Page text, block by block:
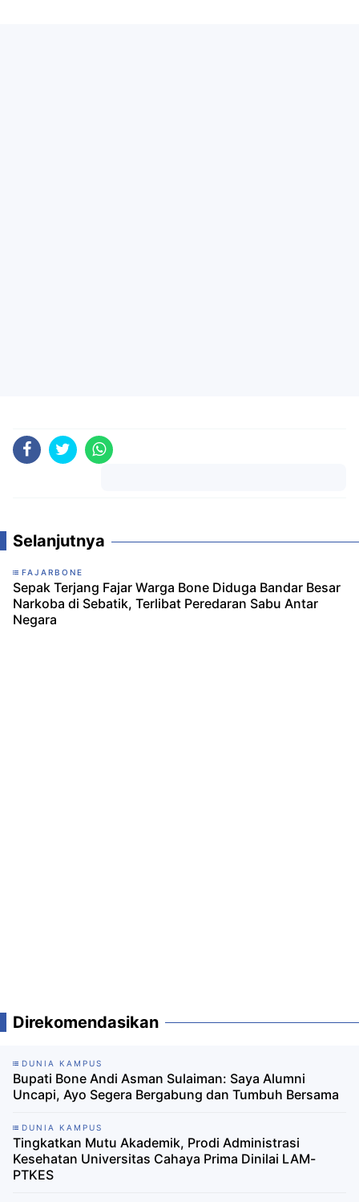
Selanjutnya
FAJARBONE
Sepak Terjang Fajar Warga Bone Diduga Bandar Besar
Narkoba di Sebatik, Terlibat Peredaran Sabu Antar
Negara
Direkomendasikan
DUNIA KAMPUS
Bupati Bone Andi Asman Sulaiman: Saya Alumni
Uncapi, Ayo Segera Bergabung dan Tumbuh Bersama
DUNIA KAMPUS
Tingkatkan Mutu Akademik, Prodi Administrasi
Kesehatan Universitas Cahaya Prima Dinilai LAM-
PTKES